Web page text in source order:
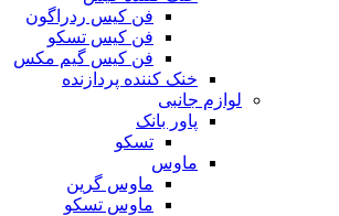
فن کیس ردراگون
فن کیس تسکو
فن کیس گیم مکس
خنک کننده پردازنده
لوازم جانبی
پاور بانک
تسکو
ماوس
ماوس گرین
ماوس تسکو